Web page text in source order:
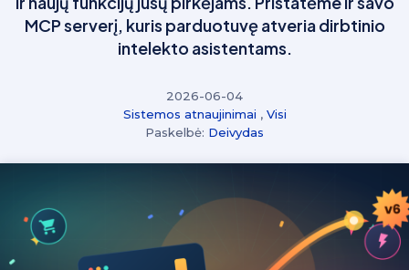
MCP serverį, kuris parduotuvę atveria dirbtinio
intelekto asistentams.
2026-06-04
Sistemos atnaujinimai , Visi
Paskelbė: Deivydas